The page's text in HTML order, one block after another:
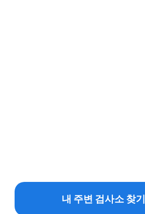
내 주변 검사소 찾기